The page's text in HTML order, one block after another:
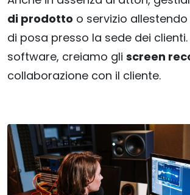
di prodotto o servizio
di posa presso la sede dei
software, creiamo gli screen
collaborazione con il cliente.